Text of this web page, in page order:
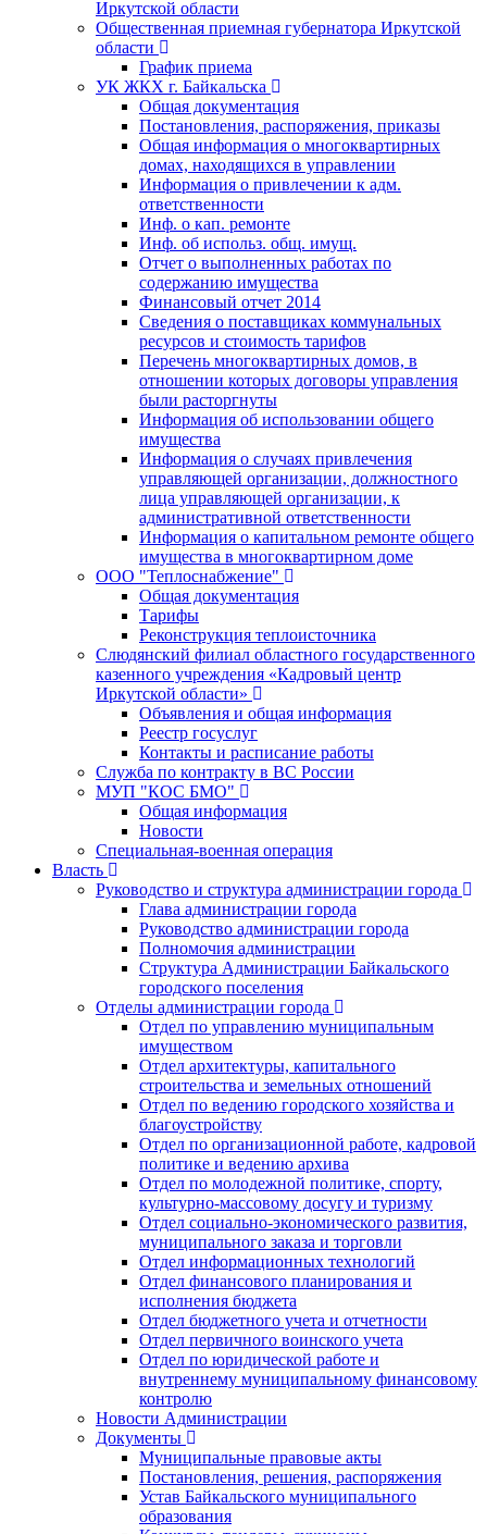
Иркутской области
Общественная приемная губернатора Иркутской
области
График приема
УК ЖКХ г. Байкальска
Общая документация
Постановления, распоряжения, приказы
Общая информация о многоквартирных
домах, находящихся в управлении
Информация о привлечении к адм.
ответственности
Инф. о кап. ремонте
Инф. об использ. общ. имущ.
Отчет о выполненных работах по
содержанию имущества
Финансовый отчет 2014
Сведения о поставщиках коммунальных
ресурсов и стоимость тарифов
Перечень многоквартирных домов, в
отношении которых договоры управления
были расторгнуты
Информация об использовании общего
имущества
Информация о случаях привлечения
управляющей организации, должностного
лица управляющей организации, к
административной ответственности
Информация о капитальном ремонте общего
имущества в многоквартирном доме
ООО "Теплоснабжение"
Общая документация
Тарифы
Реконструкция теплоисточника
Слюдянский филиал областного государственного
казенного учреждения «Кадровый центр
Иркутской области»
Объявления и общая информация
Реестр госуслуг
Контакты и расписание работы
Служба по контракту в ВС России
МУП "КОС БМО"
Общая информация
Новости
Специальная-военная операция
Власть
Руководство и структура администрации города
Глава администрации города
Руководство администрации города
Полномочия администрации
Структура Администрации Байкальского
городского поселения
Отделы администрации города
Отдел по управлению муниципальным
имуществом
Отдел архитектуры, капитального
строительства и земельных отношений
Отдел по ведению городского хозяйства и
благоустройству
Отдел по организационной работе, кадровой
политике и ведению архива
Отдел по молодежной политике, спорту,
культурно-массовому досугу и туризму
Отдел социально-экономического развития,
муниципального заказа и торговли
Отдел информационных технологий
Отдел финансового планирования и
исполнения бюджета
Отдел бюджетного учета и отчетности
Отдел первичного воинского учета
Отдел по юридической работе и
внутреннему муниципальному финансовому
контролю
Новости Администрации
Документы
Муниципальные правовые акты
Постановления, решения, распоряжения
Устав Байкальского муниципального
образования